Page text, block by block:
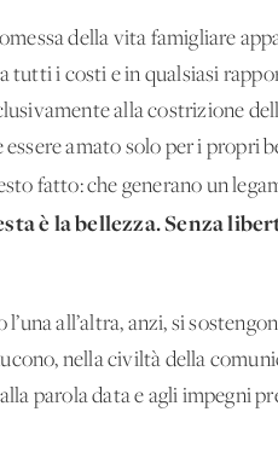
della vita famigliare
tutti i costi e in qualsiasi
alla costrizione
amato solo per i propri
fatto: che generano un
è la bellezza. Senza
all’altra, anzi, si
nella civiltà della
parola data e agli impegni